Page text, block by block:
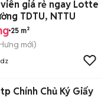
giá rẻ ngay Lotte
TDTU, NTTU
25 m²
mới)
Chính Chủ Ký Giấy